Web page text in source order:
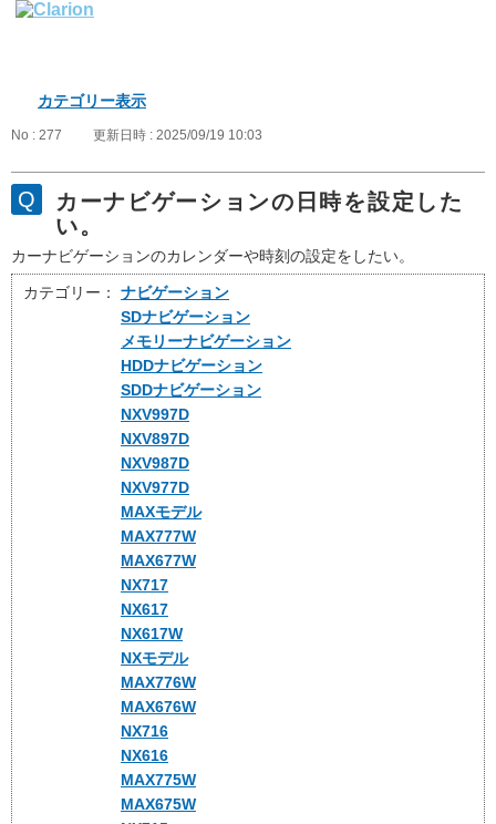
カテゴリー表示
No : 277 更新日時 : 2025/09/19 10:03
カーナビゲーションの日時を設定した
い。
カーナビゲーションのカレンダーや時刻の設定をしたい。
カテゴリー：
ナビゲーション
SDナビゲーション
メモリーナビゲーション
HDDナビゲーション
SDDナビゲーション
NXV997D
NXV897D
NXV987D
NXV977D
MAXモデル
MAX777W
MAX677W
NX717
NX617
NX617W
NXモデル
MAX776W
MAX676W
NX716
NX616
MAX775W
MAX675W